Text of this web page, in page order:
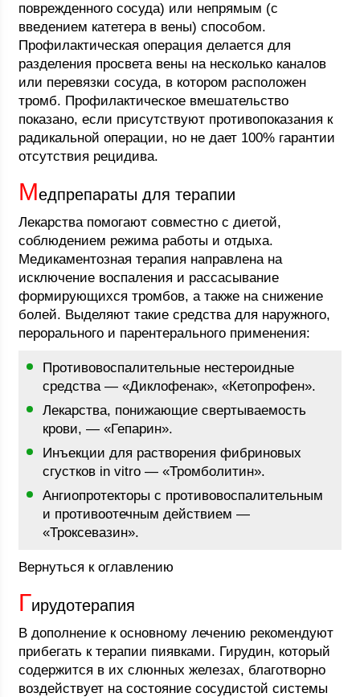
поврежденного сосуда) или непрямым (с
введением катетера в вены) способом.
Профилактическая операция делается для
разделения просвета вены на несколько каналов
или перевязки сосуда, в котором расположен
тромб. Профилактическое вмешательство
показано, если присутствуют противопоказания к
радикальной операции, но не дает 100% гарантии
отсутствия рецидива.
Медпрепараты для терапии
Лекарства помогают совместно с диетой,
соблюдением режима работы и отдыха.
Медикаментозная терапия направлена на
исключение воспаления и рассасывание
формирующихся тромбов, а также на снижение
болей. Выделяют такие средства для наружного,
перорального и парентерального применения:
Противовоспалительные нестероидные
средства — «Диклофенак», «Кетопрофен».
Лекарства, понижающие свертываемость
крови, — «Гепарин».
Инъекции для растворения фибриновых
сгустков in vitro — «Тромболитин».
Ангиопротекторы с противовоспалительным
и противоотечным действием —
«Троксевазин».
Вернуться к оглавлению
Гирудотерапия
В дополнение к основному лечению рекомендуют
прибегать к терапии пиявками. Гирудин, который
содержится в их слюнных железах, благотворно
воздействует на состояние сосудистой системы